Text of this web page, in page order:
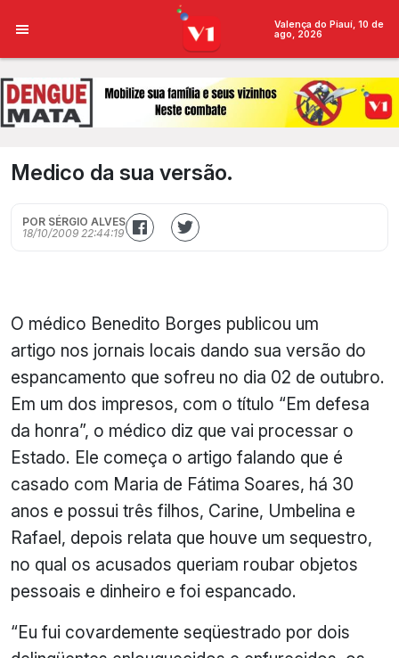
Valença do Piauí, 10 de
ago, 2026
Medico da sua versão.
POR SÉRGIO ALVES
18/10/2009 22:44:19
O médico Benedito Borges publicou um
artigo nos jornais locais dando sua versão do
espancamento que sofreu no dia 02 de outubro.
Em um dos impresos, com o título “Em defesa
da honra”, o médico diz que vai processar o
Estado. Ele começa o artigo falando que é
casado com Maria de Fátima Soares, há 30
anos e possui três filhos, Carine, Umbelina e
Rafael, depois relata que houve um sequestro,
no qual os acusados queriam roubar objetos
pessoais e dinheiro e foi espancado.
“Eu fui covardemente seqüestrado por dois